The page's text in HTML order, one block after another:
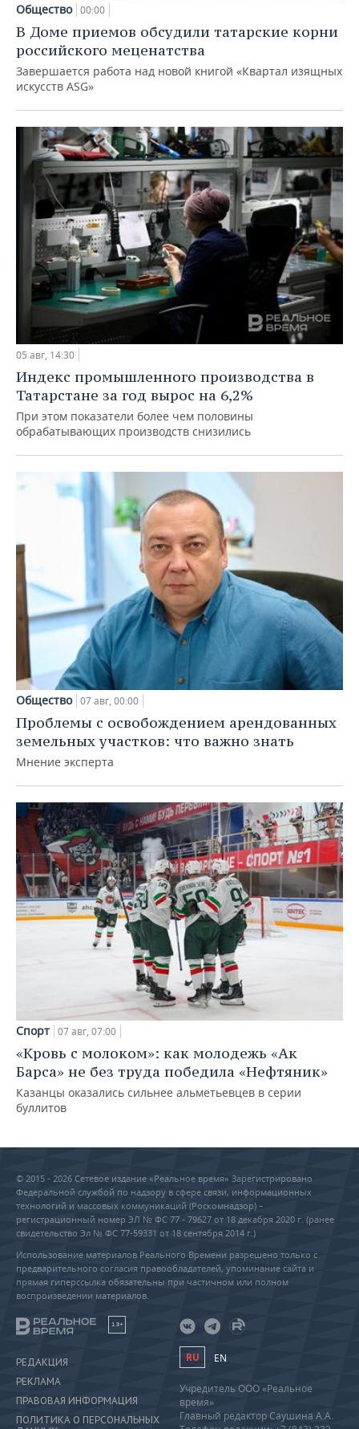
Общество 00:00
В Доме приемов обсудили татарские корни
российского меценатства
Завершается работа над новой книгой «Квартал изящных
искусств ASG»
05 авг, 14:30
Индекс промышленного производства в
Татарстане за год вырос на 6,2%
При этом показатели более чем половины
обрабатывающих производств снизились
Общество 07 авг, 00:00
Проблемы с освобождением арендованных
земельных участков: что важно знать
Мнение эксперта
Спорт 07 авг, 07:00
«Кровь с молоком»: как молодежь «Ак
Барса» не без труда победила «Нефтяник»
Казанцы оказались сильнее альметьевцев в серии
буллитов
© 2015 - 2026 Сетевое издание «Реальное время» Зарегистрировано
Федеральной службой по надзору в сфере связи, информационных
технологий и массовых коммуникаций (Роскомнадзор) –
регистрационный номер ЭЛ № ФС 77 - 79627 от 18 декабря 2020 г. (ранее
свидетельство Эл № ФС 77-59331 от 18 сентября 2014 г.)
Использование материалов Реального Времени разрешено только с
предварительного согласия правообладателей, упоминание сайта и
прямая гиперссылка обязательны при частичном или полном
воспроизведении материалов.
18+
РЕДАКЦИЯ
РЕКЛАМА
ПРАВОВАЯ ИНФОРМАЦИЯ
ПОЛИТИКА О ПЕРСОНАЛЬНЫХ
RU EN
Учредитель ООО «Реальное
время»
Главный редактор Саушина А.А.